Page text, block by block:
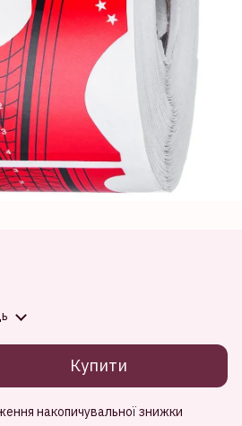
Купити
накопичувальної знижки